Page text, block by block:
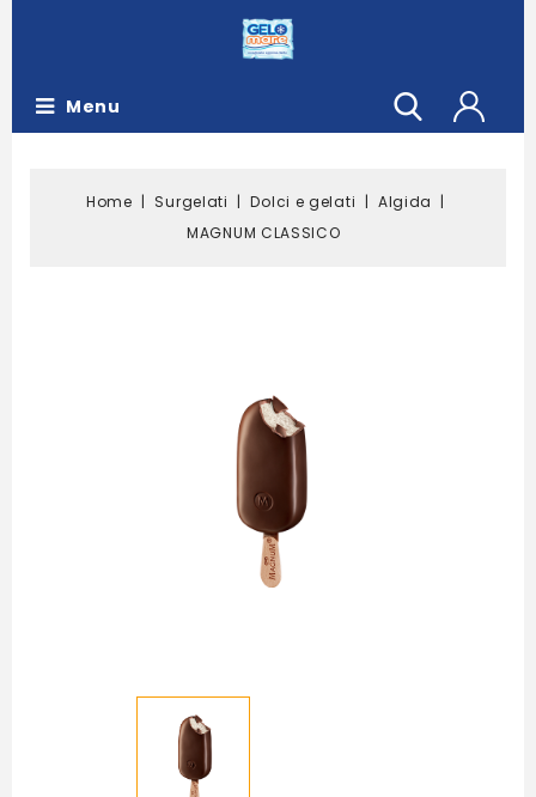
Menu
Home Surgelati Dolci e gelati
Algida
MAGNUM CLASSICO